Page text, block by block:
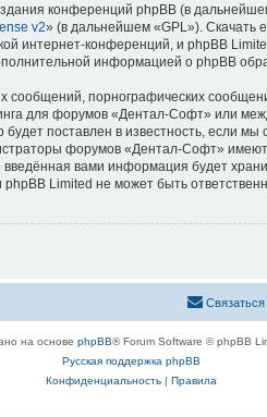
конференций phpBB (в
v2» (в дальнейшем «GPL»). Скачать
интернет-конференций, и phpBB
информацией о phpBB
порнографических
для форумов «Дентал-Софт» или
поставлен в известность, если
форумов «Дентал-Софт»
вами информация будет
Limited не может быть
на основе phpBB® Forum Software © phpBB
Русская поддержка phpBB
Конфиденциальность| Правила